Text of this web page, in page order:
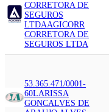
CORRETORA DE
SEGUROS
LTDAAGICORR
CORRETORA DE
SEGUROS LTDA
53.365.471/0001-
60LARISSA
GONCALVES DE